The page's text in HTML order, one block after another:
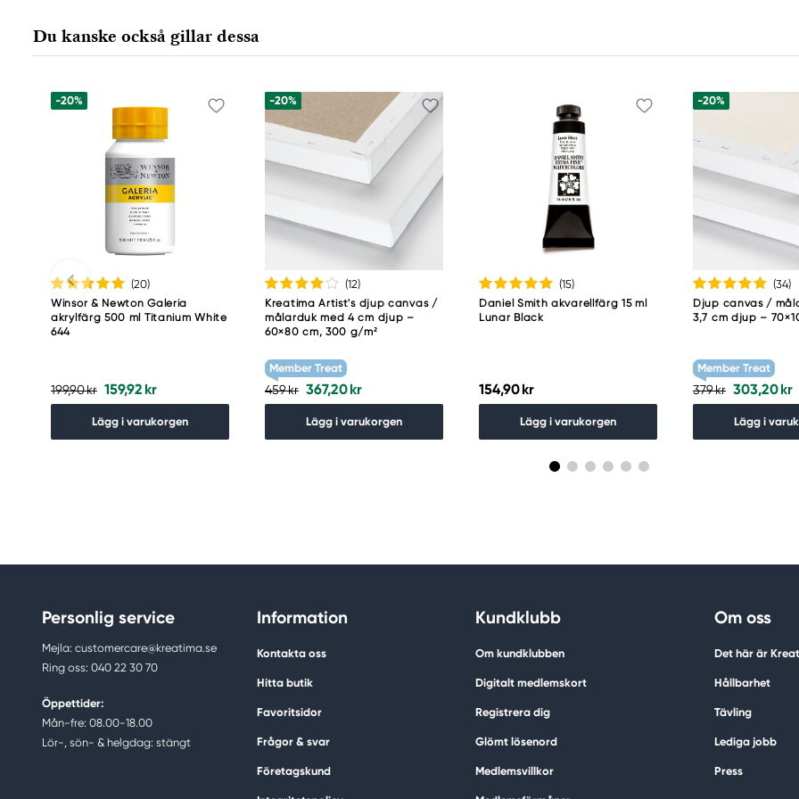
Du kanske också gillar dessa
-20%
(20)
Winsor & Newton Galeria
akrylfärg 500 ml Titanium White
644
199,90 kr 159,92 kr
Lägg i varukorgen
-20%
(12)
Kreatima Artist's djup canvas /
målarduk med 4 cm djup –
60×80 cm, 300 g/m²
Member Treat
459 kr 367,20 kr
Lägg i varukorgen
(15)
Daniel Smith akvarellfärg 15 ml
Lunar Black
154,90 kr
Lägg i varukorgen
-20%
(34)
Djup canvas /
3,7 cm djup –
Member Treat
379 kr 303,20 kr
Lägg i
Personlig service
Mejla: customercare@kreatima.se
Ring oss: 040 22 30 70
Öppettider:
Mån-fre: 08.00-18.00
Lör-, sön- & helgdag: stängt
Information
Kontakta oss
Hitta butik
Favoritsidor
Frågor & svar
Företagskund
Kundklubb
Om kundklubben
Digitalt medlemskort
Registrera dig
Glömt lösenord
Medlemsvillkor
Om oss
Det här är
Hållbarhet
Tävling
Lediga jobb
Press